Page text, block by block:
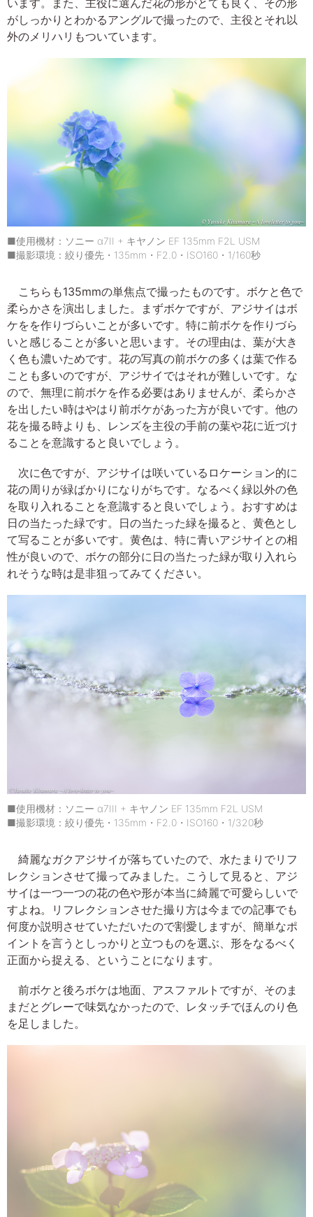
います。また、主役に選んだ花の形がとても良く、その形
がしっかりとわかるアングルで撮ったので、主役とそれ以
外のメリハリもついています。
■使用機材：ソニー α7II + キヤノン EF 135mm F2L USM
■撮影環境：絞り優先・135mm・F2.0・ISO160・1/160秒
こちらも135mmの単焦点で撮ったものです。ボケと色で
柔らかさを演出しました。まずボケですが、アジサイはボ
ケをを作りづらいことが多いです。特に前ボケを作りづら
いと感じることが多いと思います。その理由は、葉が大き
く色も濃いためです。花の写真の前ボケの多くは葉で作る
ことも多いのですが、アジサイではそれが難しいです。な
ので、無理に前ボケを作る必要はありませんが、柔らかさ
を出したい時はやはり前ボケがあった方が良いです。他の
花を撮る時よりも、レンズを主役の手前の葉や花に近づけ
ることを意識すると良いでしょう。
次に色ですが、アジサイは咲いているロケーション的に
花の周りが緑ばかりになりがちです。なるべく緑以外の色
を取り入れることを意識すると良いでしょう。おすすめは
日の当たった緑です。日の当たった緑を撮ると、黄色とし
て写ることが多いです。黄色は、特に青いアジサイとの相
性が良いので、ボケの部分に日の当たった緑が取り入れら
れそうな時は是非狙ってみてください。
■使用機材：ソニー α7III + キヤノン EF 135mm F2L USM
■撮影環境：絞り優先・135mm・F2.0・ISO160・1/320秒
綺麗なガクアジサイが落ちていたので、水たまりでリフ
レクションさせて撮ってみました。こうして見ると、アジ
サイは一つ一つの花の色や形が本当に綺麗で可愛らしいで
すよね。リフレクションさせた撮り方は今までの記事でも
何度か説明させていただいたので割愛しますが、簡単なポ
イントを言うとしっかりと立つものを選ぶ、形をなるべく
正面から捉える、ということになります。
前ボケと後ろボケは地面、アスファルトですが、そのま
まだとグレーで味気なかったので、レタッチでほんのり色
を足しました。